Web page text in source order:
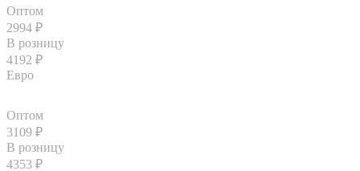
Оптом
2994 ₽
В розницу
4192 ₽
Евро
Оптом
3109 ₽
В розницу
4353 ₽